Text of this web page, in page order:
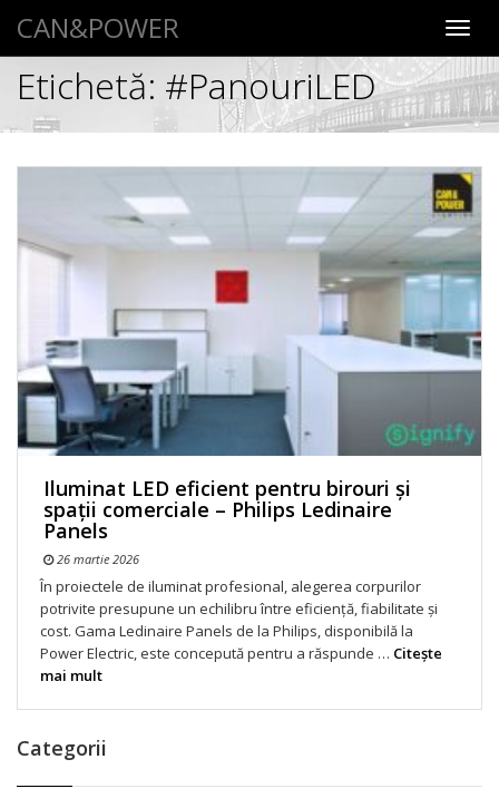
CAN&POWER
Etichetă: #PanouriLED
Iluminat LED eficient pentru birouri și
spații comerciale – Philips Ledinaire
Panels
26 martie 2026
În proiectele de iluminat profesional, alegerea corpurilor
potrivite presupune un echilibru între eficiență, fiabilitate și
cost. Gama Ledinaire Panels de la Philips, disponibilă la
Power Electric, este concepută pentru a răspunde … Citeşte
mai mult
Categorii